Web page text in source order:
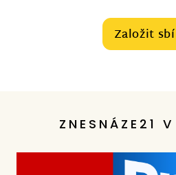
Založit
ZNESNÁZE21